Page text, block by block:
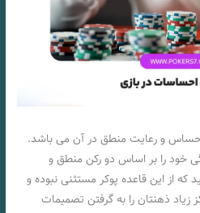
احساس و رعایت منطق در آن می باشد.
را بر اساس دو رکن منطق و
از این قاعده پوکر مستثنی نبوده و
زیاد ذهنتان را به گرفتن تصمیمات